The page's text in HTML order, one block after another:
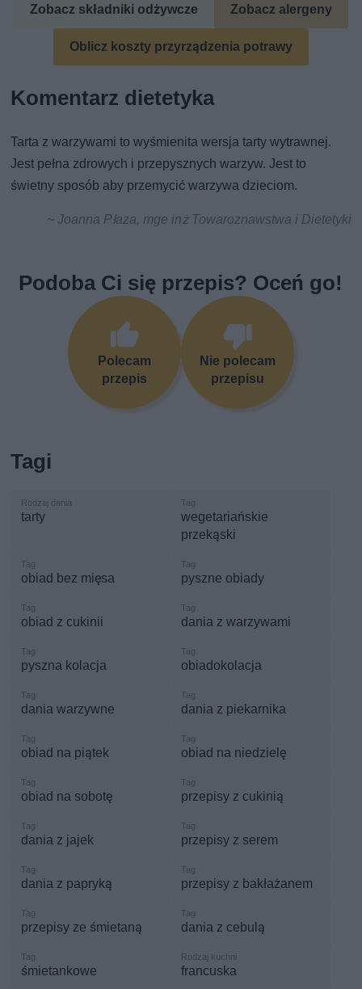
Zobacz składniki odżywcze Zobacz alergeny
Oblicz koszty przyrządzenia potrawy
Komentarz dietetyka
Tarta z warzywami to wyśmienita wersja tarty wytrawnej.
Jest pełna zdrowych i przepysznych warzyw. Jest to
świetny sposób aby przemycić warzywa dzieciom.
~ Joanna Płaza, mge inż Towaroznawstwa i Dietetyki
Podoba Ci się przepis? Oceń go!
Polecam
przepis
Nie polecam
przepisu
Tagi
tarty
wegetariańskie
przekąski
obiad bez mięsa pyszne obiady
obiad z cukinii dania z warzywami
pyszna kolacja obiadokolacja
dania warzywne dania z piekarnika
obiad na piątek obiad na niedzielę
obiad na sobotę przepisy z cukinią
dania z jajek przepisy z serem
dania z papryką przepisy z bakłażanem
przepisy ze śmietaną dania z cebulą
śmietankowe francuska